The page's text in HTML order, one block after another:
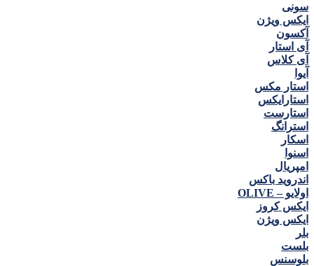
سونی
ایکس ویژن
آکسون
آی استار
آی کلاس
آیوا
استار مکس
استارایکس
استارست
استرانگ
اسکار
اسنوا
امپریال
اندروید باکس
اولایو – OLIVE
ایکس کروز
ایکس ویژن
بلر
بلست
بلوسنس